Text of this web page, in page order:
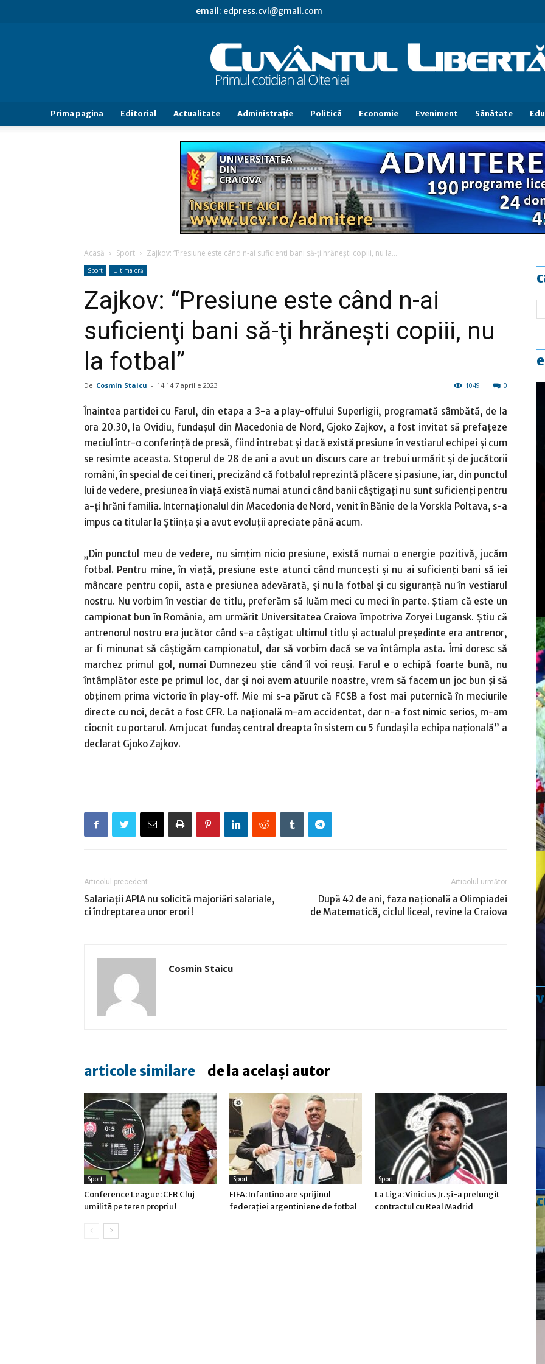
email: edpress.cvl@gmail.com
Cuvântul
Libertăţii
Prima pagina Editorial Actualitate Administraţie Politică Economie Eveniment Sănătate
Acasă Sport Zajkov: “Presiune este când n-ai suficienţi bani să-ţi hrăneşti copiii, nu la...
Sport Ultima oră
Zajkov: “Presiune este când n-ai
suficienţi bani să-ţi hrăneşti copiii, nu
la fotbal”
De Cosmin Staicu - 14:14 7 aprilie 2023 0
1049
Înaintea partidei cu Farul, din etapa a 3-a a play-offului Superligii, programată sâmbătă, de la
ora 20.30, la Ovidiu, fundaşul din Macedonia de Nord, Gjoko Zajkov, a fost invitat să prefaţeze
meciul într-o conferinţă de presă, fiind întrebat şi dacă există presiune în vestiarul echipei şi cum
se resimte aceasta. Stoperul de 28 de ani a avut un discurs care ar trebui urmărit şi de jucătorii
români, în special de cei tineri, precizând că fotbalul reprezintă plăcere şi pasiune, iar, din punctul
lui de vedere, presiunea în viaţă există numai atunci când banii câştigaţi nu sunt suficienţi pentru
a-ţi hrăni familia. Internaţionalul din Macedonia de Nord, venit în Bănie de la Vorskla Poltava, s-a
impus ca titular la Ştiinţa şi a avut evoluţii apreciate până acum.
„Din punctul meu de vedere, nu simţim nicio presiune, există numai o energie pozitivă, jucăm
fotbal. Pentru mine, în viaţă, presiune este atunci când munceşti şi nu ai suficienţi bani să iei
mâncare pentru copii, asta e presiunea adevărată, şi nu la fotbal şi cu siguranţă nu în vestiarul
nostru. Nu vorbim în vestiar de titlu, preferăm să luăm meci cu meci în parte. Ştiam că este un
campionat bun în România, am urmărit Universitatea Craiova împotriva Zoryei Lugansk. Ştiu că
antrenorul nostru era jucător când s-a câştigat ultimul titlu şi actualul preşedinte era antrenor,
ar fi minunat să câştigăm campionatul, dar să vorbim dacă se va întâmpla asta. Îmi doresc să
marchez primul gol, numai Dumnezeu ştie când îl voi reuşi. Farul e o echipă foarte bună, nu
întâmplător este pe primul loc, dar şi noi avem atuurile noastre, vrem să facem un joc bun şi să
obţinem prima victorie în play-off. Mie mi s-a părut că FCSB a fost mai puternică în meciurile
directe cu noi, decât a fost CFR. La naţională m-am accidentat, dar n-a fost nimic serios, m-am
ciocnit cu portarul. Am jucat fundaş central dreapta în sistem cu 5 fundaşi la echipa naţională” a
declarat Gjoko Zajkov.
Articolul precedent
Salariații APIA nu solicită majoriări salariale,
ci îndreptarea unor erori !
Articolul următor
După 42 de ani, faza naţională a Olimpiadei
de Matematică, ciclul liceal, revine la Craiova
Cosmin Staicu
articole similare de la același autor
Sport
Conference League: CFR Cluj
umilită pe teren propriu!
Sport
FIFA: Infantino are sprijinul
federaţiei argentiniene de fotbal
Sport
La Liga: Vinicius Jr. şi-a prelungit
contractul cu Real Madrid